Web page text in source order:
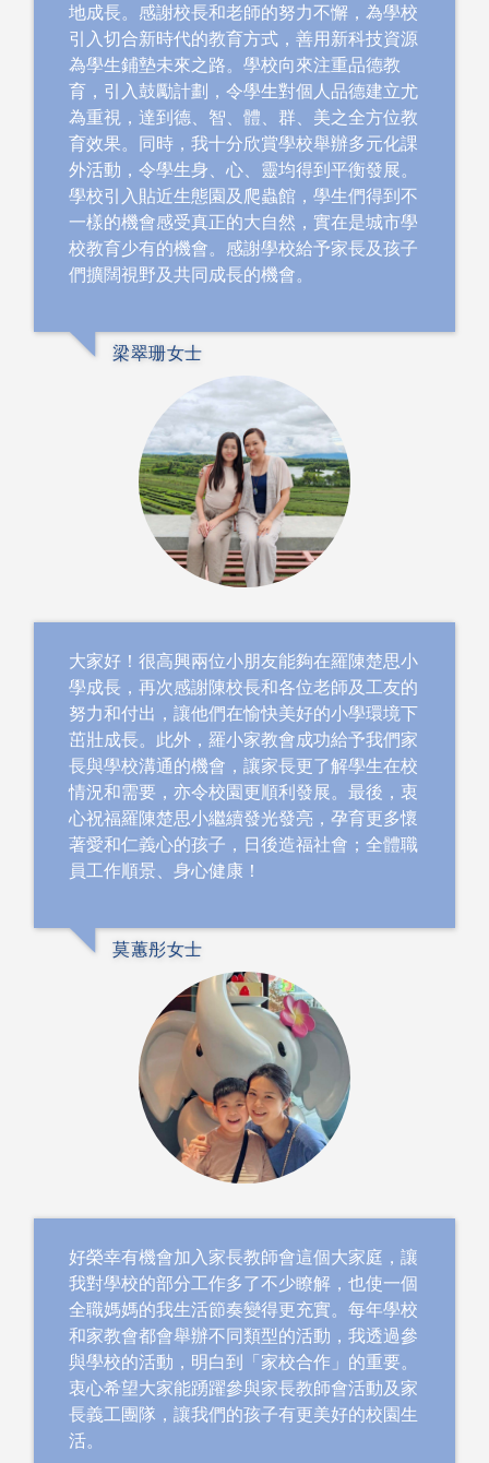
地成長。感謝校長和老師的努力不懈，為學校
引入切合新時代的教育方式，善用新科技資源
為學生鋪墊未來之路。學校向來注重品德教
育，引入鼓勵計劃，令學生對個人品德建立尤
為重視，達到德、智、體、群、美之全方位教
育效果。同時，我十分欣賞學校舉辦多元化課
外活動，令學生身、心、靈均得到平衡發展。
學校引入貼近生態園及爬蟲館，學生們得到不
一樣的機會感受真正的大自然，實在是城市學
校教育少有的機會。感謝學校給予家長及孩子
們擴闊視野及共同成長的機會。
梁翠珊女士
大家好！很高興兩位小朋友能夠在羅陳楚思小
學成長，再次感謝陳校長和各位老師及工友的
努力和付出，讓他們在愉快美好的小學環境下
茁壯成長。此外，羅小家教會成功給予我們家
長與學校溝通的機會，讓家長更了解學生在校
情況和需要，亦令校園更順利發展。最後，衷
心祝福羅陳楚思小繼續發光發亮，孕育更多懷
著愛和仁義心的孩子，日後造福社會；全體職
員工作順景、身心健康！
莫蕙彤女士
好榮幸有機會加入家長教師會這個大家庭，讓
我對學校的部分工作多了不少瞭解，也使一個
全職媽媽的我生活節奏變得更充實。每年學校
和家教會都會舉辦不同類型的活動，我透過參
與學校的活動，明白到「家校合作」的重要。
衷心希望大家能踴躍參與家長教師會活動及家
長義工團隊，讓我們的孩子有更美好的校園生
活。